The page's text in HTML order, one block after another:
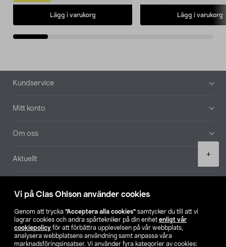
Vi på Clas Ohlson använder cookies
Genom att trycka ”Acceptera alla cookies” samtycker du till att vi
lagrar cookies och andra spårtekniker på din enhet enligt vår
cookiepolicy för att förbättra upplevelsen på vår webbplats,
analysera webbplatsens användning samt anpassa våra
marknadsföringsinsatser. Vi använder fyra kategorier av cookies:
+
Lägg i varukorg Lägg i varukorg
Sidfot
Kundservice
Mitt konto
Om oss
Aktuellt
Hitta butik
SE NO FI